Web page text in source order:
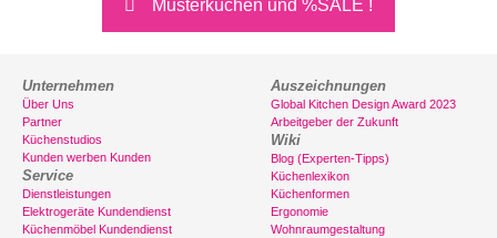
Musterküchen und %SALE !
Unternehmen
Über Uns
Partner
Küchenstudios
Kunden werben Kunden
Service
Dienstleistungen
Elektrogeräte Kundendienst
Küchenmöbel Kundendienst
Auszeichnungen
Global Kitchen Design Award 2023
Arbeitgeber der Zukunft
Wiki
Blog (Experten-Tipps)
Küchenlexikon
Küchenformen
Ergonomie
Wohnraumgestaltung